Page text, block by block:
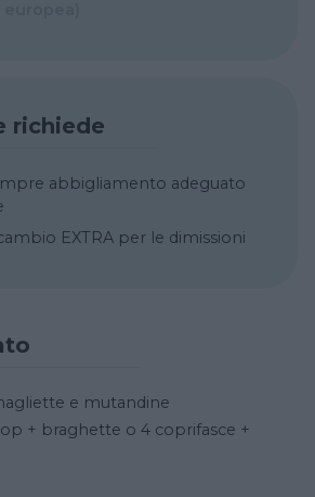
richiede
abbigliamento adeguato
EXTRA per le dimissioni
e mutandine
+ braghette o 4 coprifasce +